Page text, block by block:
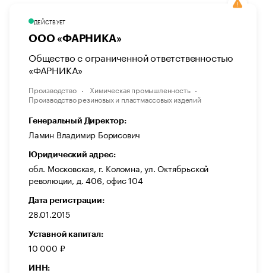
ДЕЙСТВУЕТ
ООО «ФАРНИКА»
Общество с ограниченной ответственностью
«ФАРНИКА»
Производство
Химическая промышленность
Производство резиновых и пластмассовых изделий
Генеральный Директор:
Ламин Владимир Борисович
Юридический адрес:
обл. Московская, г. Коломна, ул. Октябрьской
революции, д. 406, офис 104
Дата регистрации:
28.01.2015
Уставной капитал:
10 000 ₽
ИНН: